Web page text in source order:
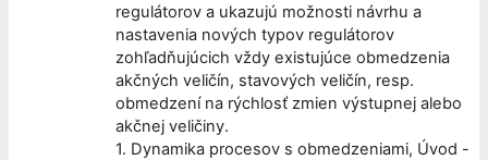
regulátorov a ukazujú možnosti návrhu a
nastavenia nových typov regulátorov
zohľadňujúcich vždy existujúce obmedzenia
akčných veličín, stavových veličín, resp.
obmedzení na rýchlosť zmien výstupnej alebo
akčnej veličiny.
1. Dynamika procesov s obmedzeniami, Úvod -